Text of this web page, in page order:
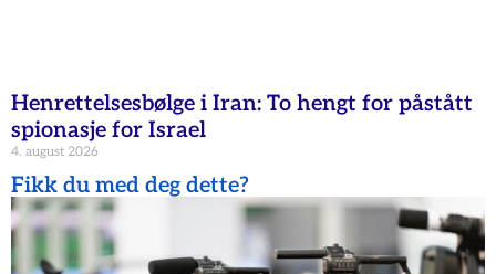
Henrettelsesbølge i Iran: To hengt for påstått
spionasje for Israel
4. august 2026
Fikk du med deg dette?